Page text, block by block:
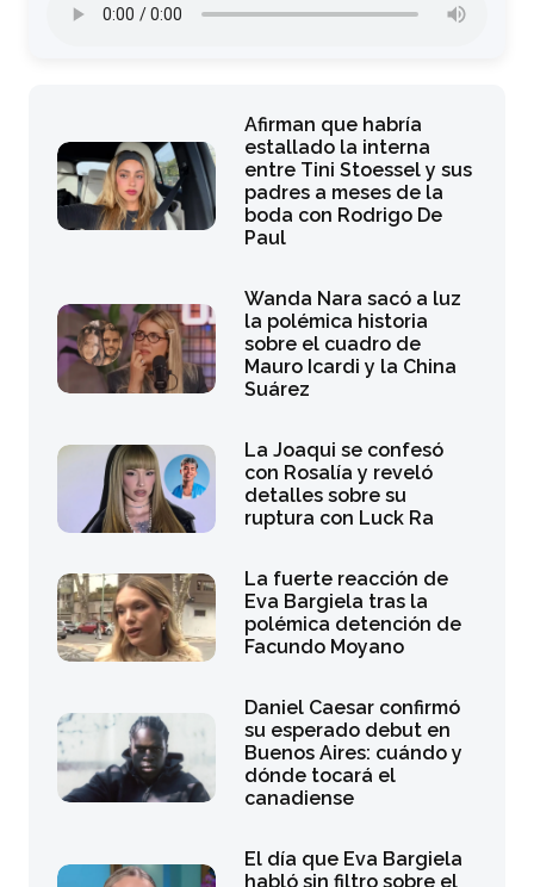
Afirman que habría
estallado la interna
entre Tini Stoessel y sus
padres a meses de la
boda con Rodrigo De
Paul
Wanda Nara sacó a luz
la polémica historia
sobre el cuadro de
Mauro Icardi y la China
Suárez
La Joaqui se confesó
con Rosalía y reveló
detalles sobre su
ruptura con Luck Ra
La fuerte reacción de
Eva Bargiela tras la
polémica detención de
Facundo Moyano
Daniel Caesar confirmó
su esperado debut en
Buenos Aires: cuándo y
dónde tocará el
canadiense
El día que Eva Bargiela
habló sin filtro sobre el